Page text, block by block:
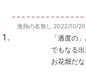
激熱の名無し 2022/10/
「過度の
でもなる
お花畑だな